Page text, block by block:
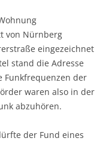
von Nürnberg
eingezeichnet
stand die Adresse
Funkfrequenzen der
waren also in der
abzuhören.
der Fund eines